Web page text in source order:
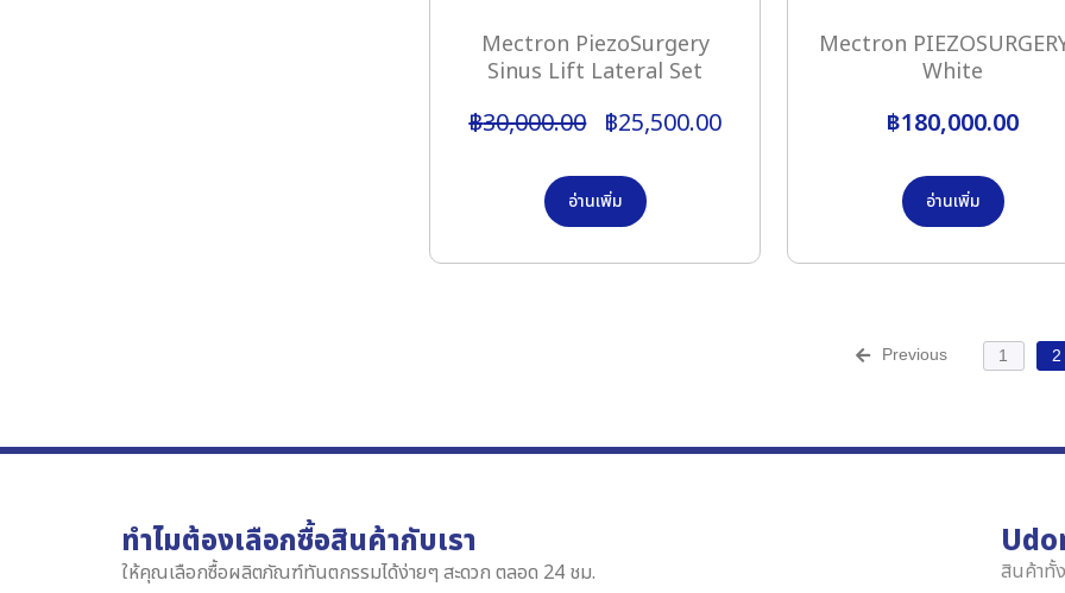
Mectron PiezoSurgery
Sinus Lift Lateral Set
฿30,000.00 ฿25,500.00
อ่านเพิ่ม
Mectron
White
฿180,000.00
อ่านเพิ่ม
Previous 1 2
ทำไมต้องเลือกซื้อสินค้ากับเรา
ให้คุณเลือกซื้อผลิตภัณฑ์ทันตกรรมได้ง่ายๆ สะดวก ตลอด 24 ชม.
สินค้าทั้